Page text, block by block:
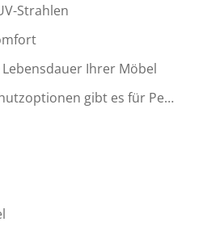
Strahlen
Ihrer Möbel
Welche Sonnenschutzoptionen gibt es für Pergolen?